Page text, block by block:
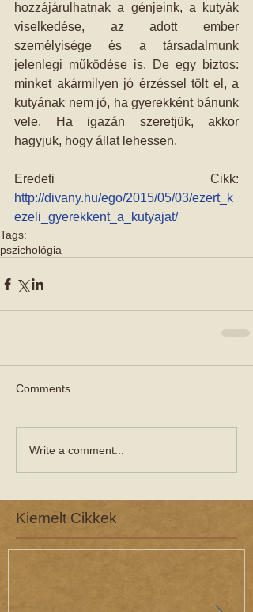
hozzájárulhatnak a génjeink, a kutyák
viselkedése, az adott ember
személyisége és a társadalmunk
jelenlegi működése is. De egy biztos:
minket akármilyen jó érzéssel tölt el, a
kutyának nem jó, ha gyerekként bánunk
vele. Ha igazán szeretjük, akkor
hagyjuk, hogy állat lehessen.
http://divany.hu/ego/2015/05/03/ezert_k
ezeli_gyerekkent_a_kutyajat/
Tags:
pszichológia
Comments
Write a comment...
Kiemelt Cikkek